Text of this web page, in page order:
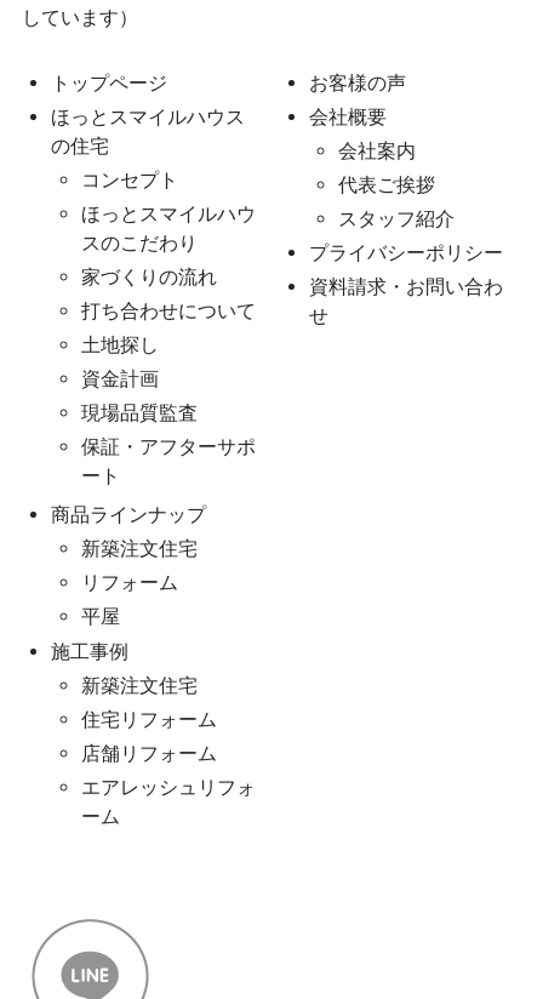
しています）
トップページ
ほっとスマイルハウス
の住宅
コンセプト
ほっとスマイルハウ
スのこだわり
家づくりの流れ
打ち合わせについて
土地探し
資金計画
現場品質監査
保証・アフターサポ
ート
商品ラインナップ
新築注文住宅
リフォーム
平屋
施工事例
新築注文住宅
住宅リフォーム
店舗リフォーム
エアレッシュリフォ
ーム
お客様の声
会社概要
会社案内
代表ご挨拶
スタッフ紹介
プライバシーポリシー
資料請求・お問い合わ
せ